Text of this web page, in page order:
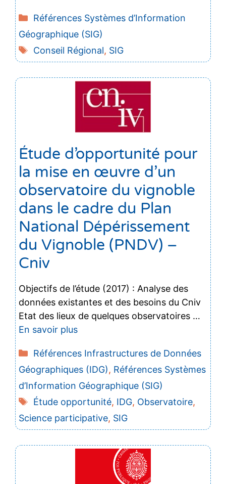
Catégories
Références Systèmes d’Information
Géographique (SIG)
Étiquettes
Conseil Régional, SIG
Étude d’opportunité pour
la mise en œuvre d’un
observatoire du vignoble
dans le cadre du Plan
National Dépérissement
du Vignoble (PNDV) –
Cniv
Objectifs de l’étude (2017) : Analyse des
données existantes et des besoins du Cniv
Etat des lieux de quelques observatoires …
En savoir plus
Catégories
Références Infrastructures de Données
Géographiques (IDG), Références Systèmes
d’Information Géographique (SIG)
Étiquettes
Étude opportunité, IDG, Observatoire,
Science participative, SIG